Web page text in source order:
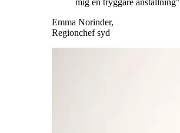
Emma Norinder,
Regionchef syd